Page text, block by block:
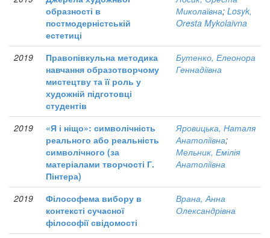
образності в
постмодерністській
естетиці
Миколаївна; Losyk,
Oresta Mykolaivna
2019
Правопівкульна методика
навчання образотворчому
мистецтву та її роль у
художній підготовці
студентів
Бутенко, Елеонора
Геннадіївна
2019
«Я і ніщо»: символічність
реального або реальність
символічного (за
матеріалами творчості Г.
Пінтера)
Яровицька, Наталя
Анатоліївна;
Мельник, Емілія
Анатоліївна
2019
Філософема вибору в
контексті сучасної
філософії свідомості
Врана, Анна
Олександрівна